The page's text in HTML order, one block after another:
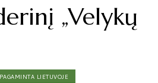
„Velykų
PAGAMINTA LIETUVOJE